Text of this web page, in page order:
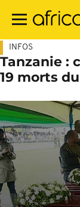
contenu
INFOS
Tanzanie :
19 morts